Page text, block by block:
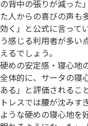
の背中の張りが減った
た人からの喜びの声も
効く」と公式に言って
う感じる利用者が多い
えるでしょう。
硬めの安定感・寝心地
全体的に、サータの寝
ある」と評価されるこ
トレスでは腰が沈みす
ような硬めの寝心地を